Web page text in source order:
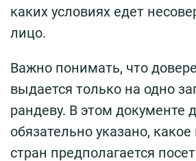
каких условиях едет
лицо.
Важно понимать, что
выдается только на одно
рандеву. В этом документе
обязательно указано,
стран предполагается